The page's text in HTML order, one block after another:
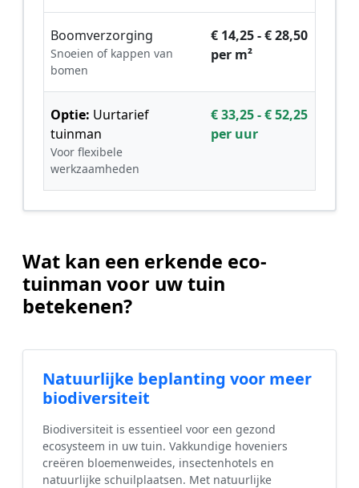
Boomverzorging
Snoeien of kappen van
bomen
€ 14,25 - € 28,50
per m²
Optie: Uurtarief
tuinman
Voor flexibele
werkzaamheden
€ 33,25 - € 52,25
per uur
Wat kan een erkende eco-
tuinman voor uw tuin
betekenen?
Natuurlijke beplanting voor meer
biodiversiteit
Biodiversiteit is essentieel voor een gezond
ecosysteem in uw tuin. Vakkundige hoveniers
creëren bloemenweides, insectenhotels en
natuurlijke schuilplaatsen. Met natuurlijke